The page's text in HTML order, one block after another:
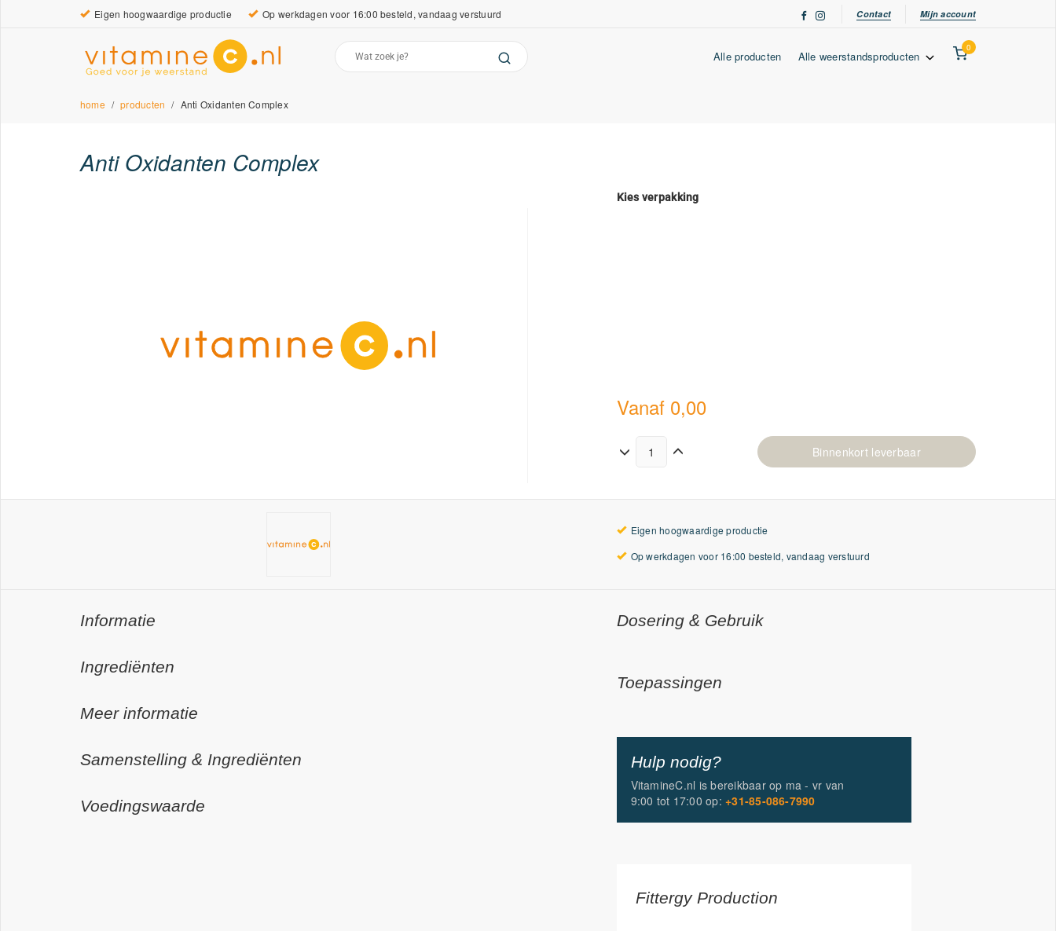
Eigen hoogwaardige productie Op werkdagen voor 16:00 besteld, vandaag verstuurd Contact Mijn account
Alle producten Alle weerstandsproducten
0
home producten Anti Oxidanten Complex
Anti Oxidanten Complex
Kies verpakking
Vanaf 0,00
Binnenkort leverbaar
Eigen hoogwaardige productie
Op werkdagen voor 16:00 besteld, vandaag verstuurd
Informatie
Ingrediënten
Meer informatie
Samenstelling & Ingrediënten
Voedingswaarde
Dosering & Gebruik
Toepassingen
Hulp nodig?
VitamineC.nl is bereikbaar op ma - vr van
9:00 tot 17:00 op:+31-85-086-7990
Fittergy Production